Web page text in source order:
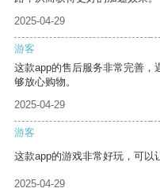
2025-04-29
游客
这款app的售后服务非常完善，
够放心购物。
2025-04-29
游客
这款app的游戏非常好玩，可以
2025-04-29